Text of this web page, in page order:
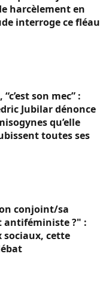
harcèlement en
interroge ce fléau
son mec” :
Jubilar dénonce
qu’elle
toutes ses
conjoint/sa
antiféministe ?" :
sociaux, cette